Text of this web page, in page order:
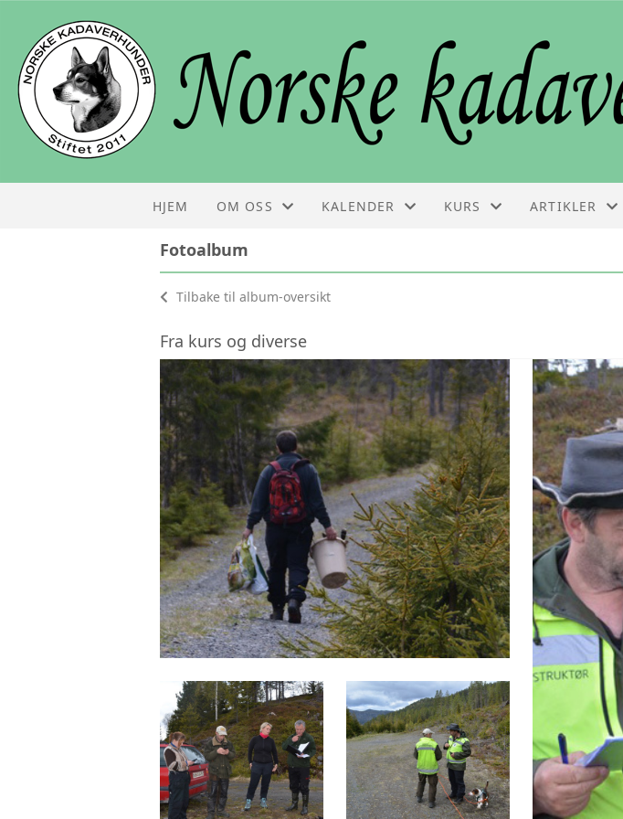
HJEM OM OSS
STYRET
KONTAKT
OM NKH
FOLDER
VIDEO
VEDTEKTER
ÅRSHJUL
KALENDER
LISTE
KURS
BESTILLE KURS
KOSTNADER KURS
ARTIKLER
Fotoalbum
Tilbake til album-oversikt
Fra kurs og diverse